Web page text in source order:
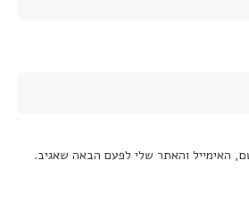
האימייל והאתר שלי לפעם הבאה שאגיב.